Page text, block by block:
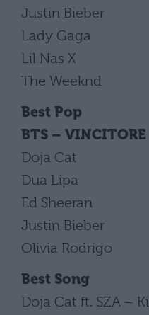
Justin Bieber
Lady Gaga
Lil Nas X
The Weeknd
Best Pop
BTS – VINCITORE
Doja Cat
Dua Lipa
Ed Sheeran
Justin Bieber
Olivia Rodrigo
Best Song
Doja Cat ft. SZA –